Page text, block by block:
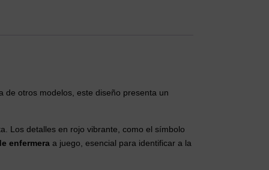
de otros modelos, este diseño presenta un
Los detalles en rojo vibrante, como el símbolo
enfermera a juego, esencial para identificar a la